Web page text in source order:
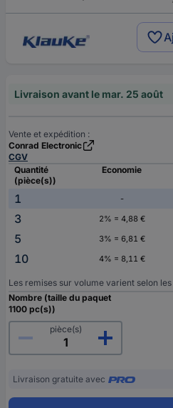
Livraison avant le mar. 25 août
Vente et expédition :
Conrad Electronic
CGV
Quantité
(pièce(s))
Economie
1 -
3
2% = 4,88 €
5
3% = 6,81 €
10
4% = 8,11 €
Les remises sur volume varient selon
Nombre (taille du paquet
1100 pc(s))
pièce(s)
Livraison gratuite avec